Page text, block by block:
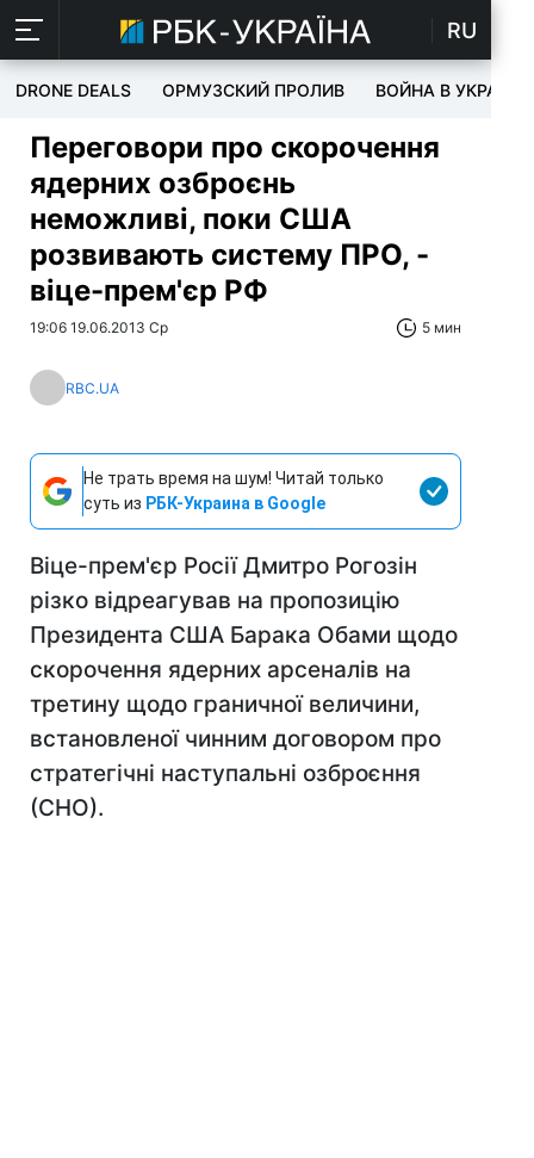
RU
DRONE DEALS ОРМУЗСКИЙ ПРОЛИВ ВОЙНА В УКРАИНЕ
Переговори про скорочення
ядерних озброєнь
неможливі, поки США
розвивають систему ПРО, -
віце-прем'єр РФ
19:06 19.06.2013 Ср 5 мин
RBC.UA
Не трать время на шум! Читай только
суть из РБК-Украина в Google
Віце-прем'єр Росії Дмитро Рогозін
різко відреагував на пропозицію
Президента США Барака Обами щодо
скорочення ядерних арсеналів на
третину щодо граничної величини,
встановленої чинним договором про
стратегічні наступальні озброєння
(СНО).